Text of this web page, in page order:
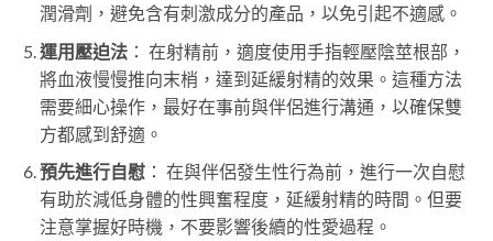
潤滑劑，避免含有刺激成分的產品，以免引起不適感。
運用壓迫法： 在射精前，適度使用手指輕壓陰莖根部，
將血液慢慢推向末梢，達到延緩射精的效果。這種方法
需要細心操作，最好在事前與伴侶進行溝通，以確保雙
方都感到舒適。
預先進行自慰： 在與伴侶發生性行為前，進行一次自慰
有助於減低身體的性興奮程度，延緩射精的時間。但要
注意掌握好時機，不要影響後續的性愛過程。